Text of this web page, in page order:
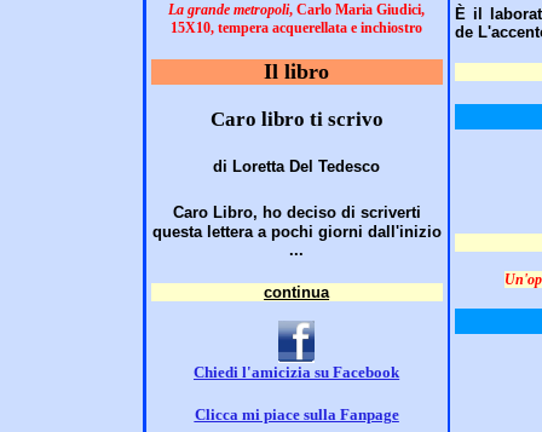
La grande metropoli, Carlo Maria Giudici,
15X10, tempera acquerellata e inchiostro
Il libro
Caro libro ti scrivo
di Loretta Del Tedesco
Caro Libro, ho deciso di scriverti
questa lettera a pochi giorni dall'inizio
...
continua
Chiedi l'amicizia su Facebook
Clicca mi piace sulla Fanpage
È il
de